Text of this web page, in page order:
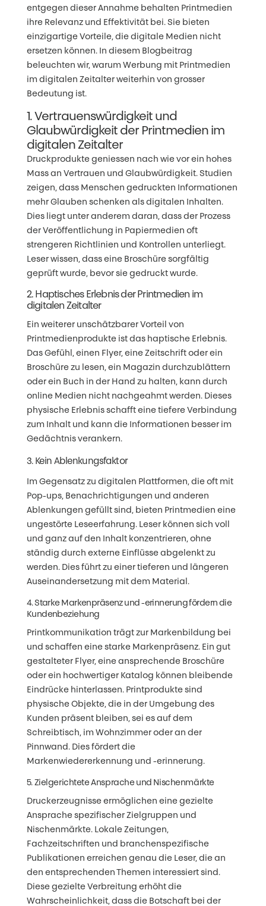
entgegen dieser Annahme behalten Printmedien
ihre Relevanz und Effektivität bei. Sie bieten
einzigartige Vorteile, die digitale Medien nicht
ersetzen können. In diesem Blogbeitrag
beleuchten wir, warum Werbung mit Printmedien
im digitalen Zeitalter weiterhin von grosser
Bedeutung ist.
1. Vertrauenswürdigkeit und
Glaubwürdigkeit der Printmedien im
digitalen Zeitalter
Druckprodukte geniessen nach wie vor ein hohes
Mass an Vertrauen und Glaubwürdigkeit. Studien
zeigen, dass Menschen gedruckten Informationen
mehr Glauben schenken als digitalen Inhalten.
Dies liegt unter anderem daran, dass der Prozess
der Veröffentlichung in Papiermedien oft
strengeren Richtlinien und Kontrollen unterliegt.
Leser wissen, dass eine Broschüre sorgfältig
geprüft wurde, bevor sie gedruckt wurde.
2. Haptisches Erlebnis der Printmedien im
digitalen Zeitalter
Ein weiterer unschätzbarer Vorteil von
Printmedienprodukte ist das haptische Erlebnis.
Das Gefühl, einen Flyer, eine Zeitschrift oder ein
Broschüre zu lesen, ein Magazin durchzublättern
oder ein Buch in der Hand zu halten, kann durch
online Medien nicht nachgeahmt werden. Dieses
physische Erlebnis schafft eine tiefere Verbindung
zum Inhalt und kann die Informationen besser im
Gedächtnis verankern.
3. Kein Ablenkungsfaktor
Im Gegensatz zu digitalen Plattformen, die oft mit
Pop-ups, Benachrichtigungen und anderen
Ablenkungen gefüllt sind, bieten Printmedien eine
ungestörte Leseerfahrung. Leser können sich voll
und ganz auf den Inhalt konzentrieren, ohne
ständig durch externe Einflüsse abgelenkt zu
werden. Dies führt zu einer tieferen und längeren
Auseinandersetzung mit dem Material.
4. Starke Markenpräsenz und -erinnerung fördern die
Kundenbeziehung
Printkommunikation trägt zur Markenbildung bei
und schaffen eine starke Markenpräsenz. Ein gut
gestalteter Flyer, eine ansprechende Broschüre
oder ein hochwertiger Katalog können bleibende
Eindrücke hinterlassen. Printprodukte sind
physische Objekte, die in der Umgebung des
Kunden präsent bleiben, sei es auf dem
Schreibtisch, im Wohnzimmer oder an der
Pinnwand. Dies fördert die
Markenwiedererkennung und -erinnerung.
5. Zielgerichtete Ansprache und Nischenmärkte
Druckerzeugnisse ermöglichen eine gezielte
Ansprache spezifischer Zielgruppen und
Nischenmärkte. Lokale Zeitungen,
Fachzeitschriften und branchenspezifische
Publikationen erreichen genau die Leser, die an
den entsprechenden Themen interessiert sind.
Diese gezielte Verbreitung erhöht die
Wahrscheinlichkeit, dass die Botschaft bei der